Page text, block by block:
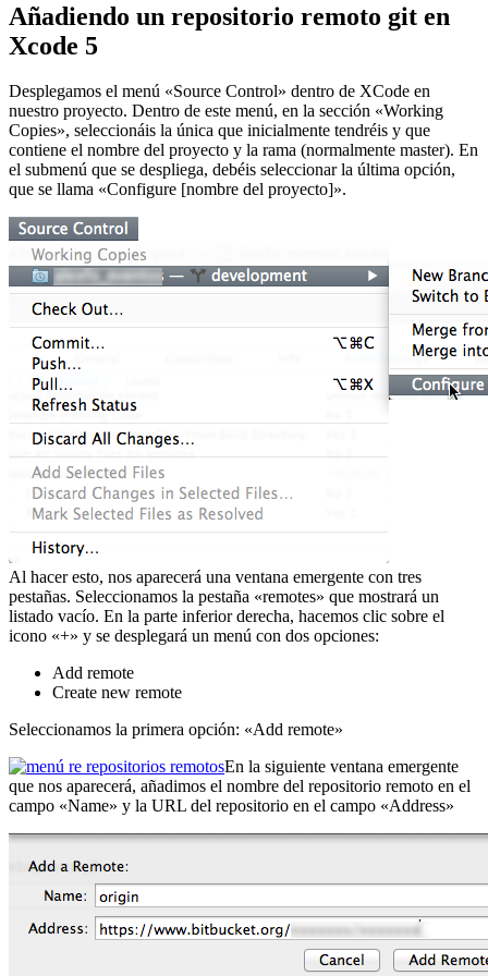
Añadiendo un repositorio remoto git en
Xcode 5
Desplegamos el menú «Source Control» dentro de XCode en
nuestro proyecto. Dentro de este menú, en la sección «Working
Copies», seleccionáis la única que inicialmente tendréis y que
contiene el nombre del proyecto y la rama (normalmente master). En
el submenú que se despliega, debéis seleccionar la última opción,
que se llama «Configure [nombre del proyecto]».
Al hacer esto, nos aparecerá una ventana emergente con tres
pestañas. Seleccionamos la pestaña «remotes» que mostrará un
listado vacío. En la parte inferior derecha, hacemos clic sobre el
icono «+» y se desplegará un menú con dos opciones:
Add remote
Create new remote
Seleccionamos la primera opción: «Add remote»
En la siguiente ventana emergente
que nos aparecerá, añadimos el nombre del repositorio remoto en el
campo «Name» y la URL del repositorio en el campo «Address»